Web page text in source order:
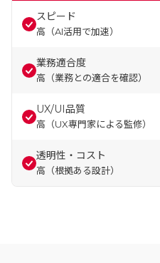
スピード
高（AI活用で加速）
業務適合度
高（業務との適合を確認）
UX/UI品質
高（UX専門家による監修）
透明性・コスト
高（根拠ある設計）